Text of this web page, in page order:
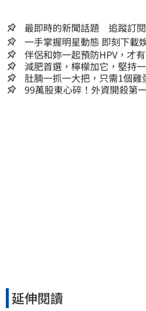
最即時的新聞話題 追蹤訂
一手掌握明星動態
伴侶和妳一起預防HPV，才
減肥首選，檸檬加它，堅持
人生
肚腩一抓一大把，只需1個雞
99萬股東心碎！外資開殺第
延伸閱讀